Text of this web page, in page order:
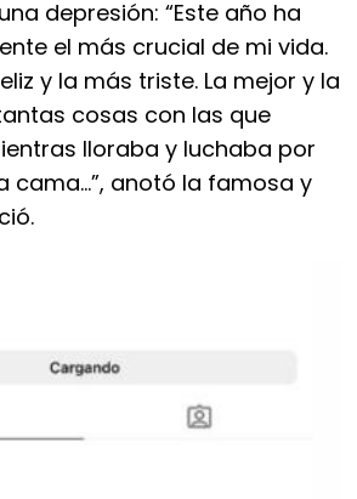
depresión: “Este año ha
el más crucial de mi vida.
y la más triste. La mejor y la
cosas con las que
lloraba y luchaba por
cama…”, anotó la famosa y